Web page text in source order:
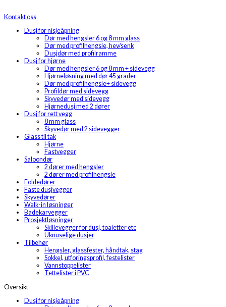
Kontakt oss
Dusj for nisjeåpning
Dør med hengsler 6 og 8 mm glass
Dør med profilhengsle, hev/senk
Dusjdør med profilramme
Dusj for hjørne
Dør med hengsler 6 og 8 mm + sidevegg
Hjørneløsning med dør 45 grader
Dør med profilhengsle+ sidevegg
Profildør med sidevegg
Skyvedør med sidevegg
Hjørnedusj med 2 dører
Dusj for rett vegg
8 mm glass
Skyvedør med 2 sidevegger
Glass til tak
Hjørne
Fastvegger
Saloondør
2 dører med hengsler
2 dører med profilhengsle
Foldedører
Faste dusjvegger
Skyvedører
Walk-in løsninger
Badekarvegger
Prosjektløsninger
Skillevegger for dusj, toaletter etc
Uknuselige dusjer
Tilbehør
Hengsler, glassfester, håndtak, stag
Sokkel, utforingsprofil, festelister
Vannstoppelister
Tettelister i PVC
Oversikt
Dusj for nisjeåpning